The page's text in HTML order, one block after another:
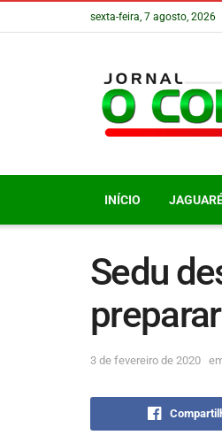
sexta-feira, 7 agosto, 2026
INÍCIO
Sedu
3 de fevereiro de 2020